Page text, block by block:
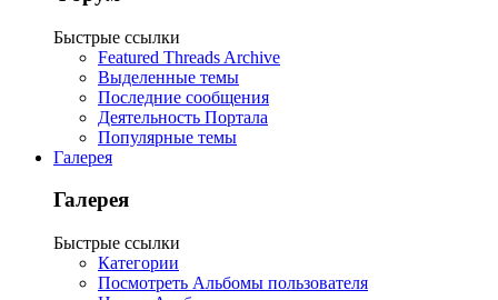
Быстрые ссылки
Featured Threads Archive
Выделенные темы
Последние сообщения
Деятельность Портала
Популярные темы
Галерея
Галерея
Быстрые ссылки
Категории
Посмотреть Альбомы пользователя